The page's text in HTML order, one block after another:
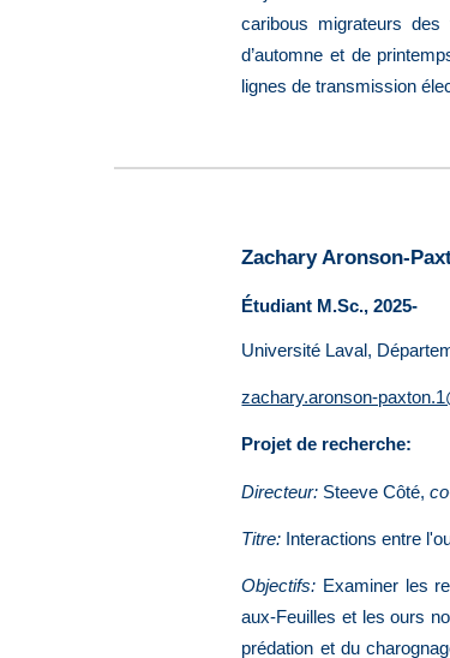
caribous migrateurs des
d’automne et de
lignes de transmission
Zachary Aronson-
Étudiant M.Sc., 2025-
Université Laval,
zachary.aronson-
Projet de recherche:
Directeur: Steeve Côté,
Titre: Interactions entre
Objectifs: Examiner les
aux-Feuilles et les ours
prédation et du